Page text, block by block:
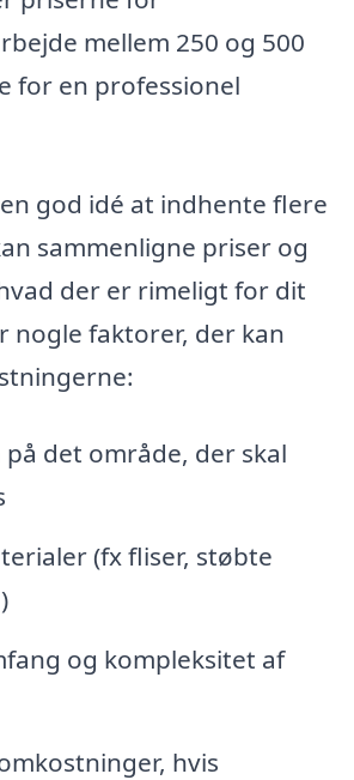
mellem 250 og 500
for en professionel
god idé at indhente flere
sammenligne priser og
der er rimeligt for dit
nogle faktorer, der kan
det område, der skal
(fx fliser, støbte
og kompleksitet af
hvis